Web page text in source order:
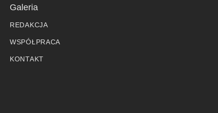
Galeria
REDAKCJA
WSPÓŁPRACA
KONTAKT